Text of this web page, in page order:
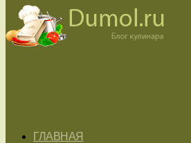
ГЛАВНАЯ